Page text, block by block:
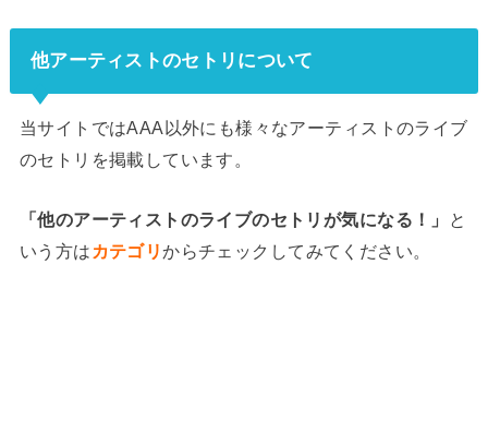
リ，ボ...
他アーティストのセトリについて
当サイトではAAA以外にも様々なアーティストのライブ
のセトリを掲載しています。
「他のアーティストのライブのセトリが気になる！」
と
いう方は カテゴリからチェックしてみてください。